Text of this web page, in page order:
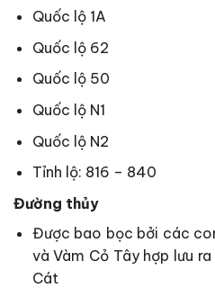
Quốc lộ 1A
Quốc lộ 62
Quốc lộ 50
Quốc lộ N1
Quốc lộ N2
Tỉnh lộ: 816 – 840
Đường thủy
Được bao bọc bởi các
và Vàm Cỏ Tây hợp lưu
Cát